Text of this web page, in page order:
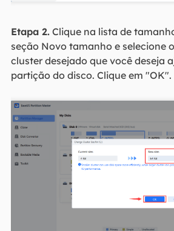
Etapa 2.Clique na lista de
seção Novo tamanho e selecione
cluster desejado que você deseja
partição do disco. Clique em "OK".